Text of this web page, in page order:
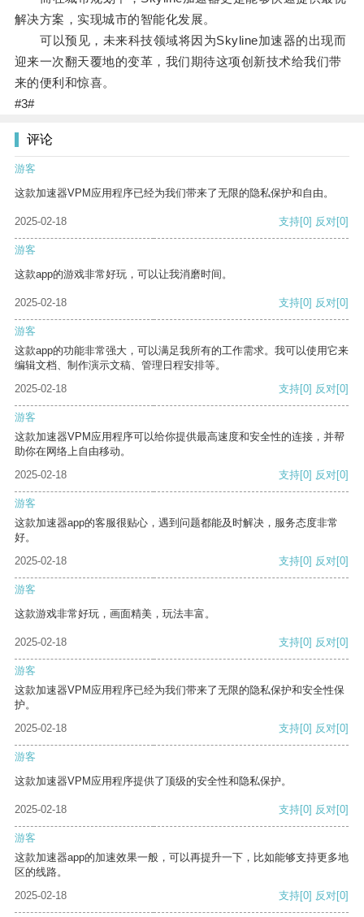
解决方案，实现城市的智能化发展。
可以预见，未来科技领域将因为Skyline加速器的出现而
迎来一次翻天覆地的变革，我们期待这项创新技术给我们带
来的便利和惊喜。
#3#
评论
游客
这款加速器VPM应用程序已经为我们带来了无限的隐私保护和自由。
2025-02-18 支持[0] 反对[0]
游客
这款app的游戏非常好玩，可以让我消磨时间。
2025-02-18 支持[0] 反对[0]
游客
这款app的功能非常强大，可以满足我所有的工作需求。我可以使用它来
编辑文档、制作演示文稿、管理日程安排等。
2025-02-18
支持[0] 反对[0]
游客
这款加速器VPM应用程序可以给你提供最高速度和安全性的连接，并帮
助你在网络上自由移动。
2025-02-18
支持[0] 反对[0]
游客
这款加速器app的客服很贴心，遇到问题都能及时解决，服务态度非常
好。
2025-02-18
支持[0] 反对[0]
游客
这款游戏非常好玩，画面精美，玩法丰富。
2025-02-18 支持[0] 反对[0]
游客
这款加速器VPM应用程序已经为我们带来了无限的隐私保护和安全性保
护。
2025-02-18
支持[0] 反对[0]
游客
这款加速器VPM应用程序提供了顶级的安全性和隐私保护。
2025-02-18 支持[0] 反对[0]
游客
这款加速器app的加速效果一般，可以再提升一下，比如能够支持更多地
区的线路。
2025-02-18
支持[0] 反对[0]